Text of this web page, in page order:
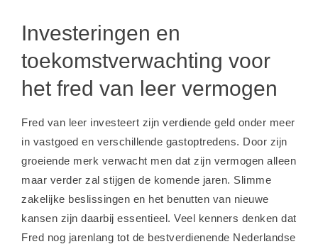
Investeringen en
toekomstverwachting voor
het fred van leer vermogen
Fred van leer investeert zijn verdiende geld onder meer
in vastgoed en verschillende gastoptredens. Door zijn
groeiende merk verwacht men dat zijn vermogen alleen
maar verder zal stijgen de komende jaren. Slimme
zakelijke beslissingen en het benutten van nieuwe
kansen zijn daarbij essentieel. Veel kenners denken dat
Fred nog jarenlang tot de bestverdienende Nederlandse